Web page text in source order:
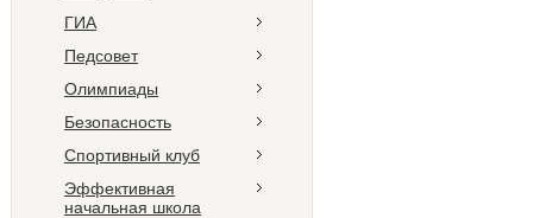
ГИА
Педсовет
Олимпиады
Безопасность
Спортивный клуб
Эффективная
начальная школа